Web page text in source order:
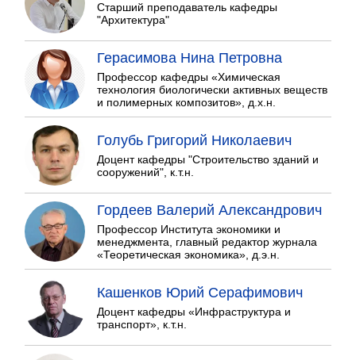
Старший преподаватель кафедры
"Архитектура"
Герасимова Нина Петровна
Профессор кафедры «Химическая
технология биологически активных веществ
и полимерных композитов», д.х.н.
Голубь Григорий Николаевич
Доцент кафедры "Строительство зданий и
сооружений", к.т.н.
Гордеев Валерий Александрович
Профессор Института экономики и
менеджмента, главный редактор журнала
«Теоретическая экономика», д.э.н.
Кашенков Юрий Серафимович
Доцент кафедры «Инфраструктура и
транспорт», к.т.н.